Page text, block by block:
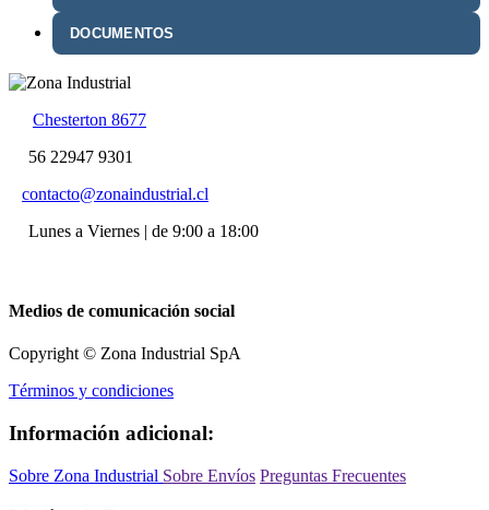
DOCUMENTOS
Chesterton 8677
56 22947 9301
contacto@zonaindustrial.cl
Lunes a Viernes | de 9:00 a 18:00
Medios de comunicación social
Copyright © Zona Industrial SpA
Términos y condiciones
Información adicional:
Sobre Zona Industrial Sobre Envíos Preguntas Frecuentes